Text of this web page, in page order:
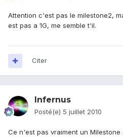
Attention c'est pas le milestone2,
est pas a 1G, me semble t'il.
Citer
Infernus
Posté(e) 5 juillet 2010
Ce n'est pas vraiment un